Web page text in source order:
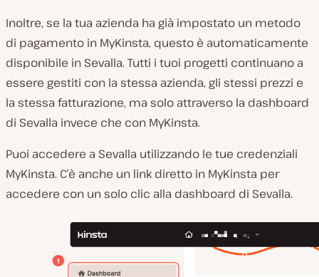
Inoltre, se la tua azienda ha già impostato un metodo
di pagamento in MyKinsta, questo è automaticamente
disponibile in Sevalla. Tutti i tuoi progetti continuano a
essere gestiti con la stessa azienda, gli stessi prezzi e
la stessa fatturazione, ma solo attraverso la dashboard
di Sevalla invece che con MyKinsta.
Puoi accedere a Sevalla utilizzando le tue credenziali
MyKinsta. C’è anche un link diretto in MyKinsta per
accedere con un solo clic alla dashboard di Sevalla.